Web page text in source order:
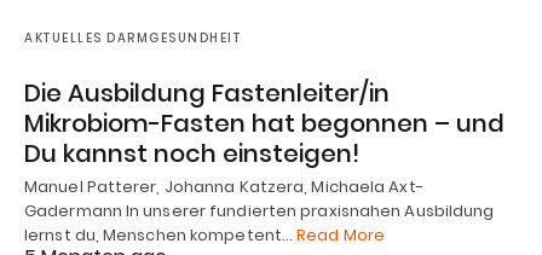
AKTUELLES DARMGESUNDHEIT
Die Ausbildung Fastenleiter/in
Mikrobiom-Fasten hat begonnen – und
Du kannst noch einsteigen!
Manuel Patterer, Johanna Katzera, Michaela Axt-
Gadermann In unserer fundierten praxisnahen Ausbildung
lernst du, Menschen kompetent…Read More